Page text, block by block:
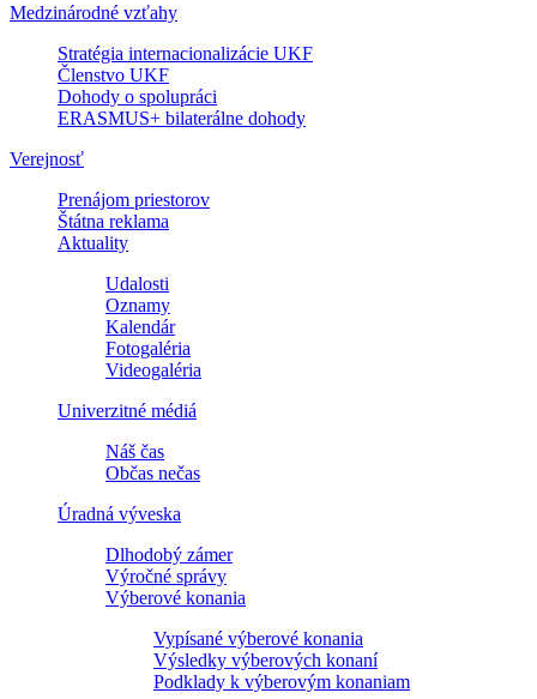
Medzinárodné vzťahy
Stratégia internacionalizácie UKF
Členstvo UKF
Dohody o spolupráci
ERASMUS+ bilaterálne dohody
Verejnosť
Prenájom priestorov
Štátna reklama
Aktuality
Udalosti
Oznamy
Kalendár
Fotogaléria
Videogaléria
Univerzitné médiá
Náš čas
Občas nečas
Úradná výveska
Dlhodobý zámer
Výročné správy
Výberové konania
Vypísané výberové konania
Výsledky výberových konaní
Podklady k výberovým konaniam